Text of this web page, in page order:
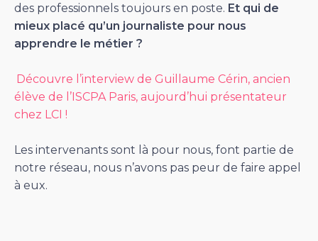
des professionnels toujours en poste. Et qui de
mieux placé qu’un journaliste pour nous
apprendre le métier ?
Découvre l’interview de Guillaume Cérin, ancien
élève de l’ISCPA Paris, aujourd’hui présentateur
chez LCI !
Les intervenants sont là pour nous, font partie de
notre réseau, nous n’avons pas peur de faire appel
à eux.